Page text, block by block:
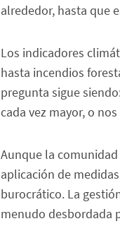
alrededor, hasta que
Los indicadores
hasta incendios
pregunta sigue
cada vez mayor, o
Aunque la
aplicación de
burocrático. La
menudo desbordada